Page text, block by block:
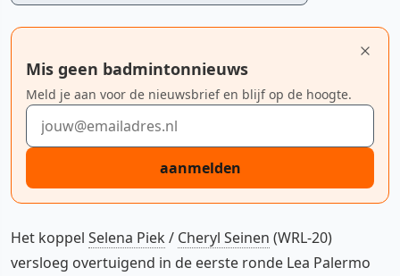
Mis geen badmintonnieuws
Meld je aan voor de nieuwsbrief en blijf op de hoogte.
E-mailadres
aanmelden
Het koppel Selena Piek/ Cheryl Seinen (WRL-20)
versloeg overtuigend in de eerste ronde Lea Palermo